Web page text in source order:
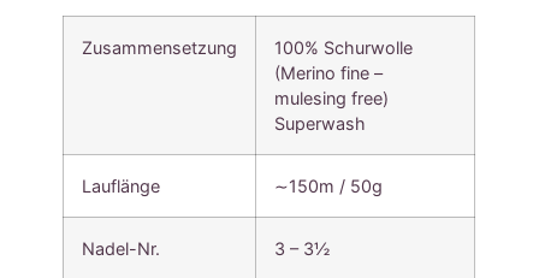
Zusammensetzung
100% Schurwolle
(Merino fine –
mulesing free)
Superwash
Lauflänge ∼150m / 50g
Nadel-Nr. 3 – 3½